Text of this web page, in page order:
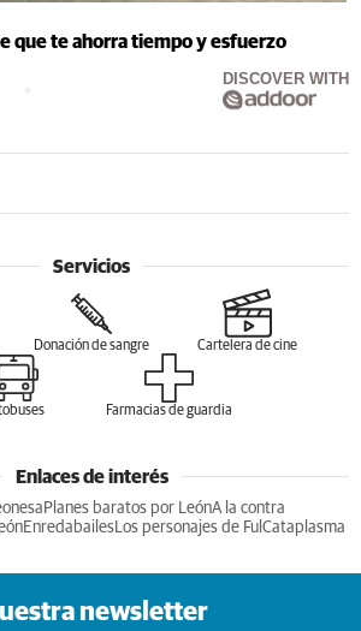
que te ahorra tiempo y esfuerzo
DISCOVER WITH
Servicios
Donación de sangre Cartelera de cine
Farmacias de guardia
Enlaces de interés
Planes baratos por LeónA la contra
EnredabailesLos personajes de Ful Cataplasma
newsletter